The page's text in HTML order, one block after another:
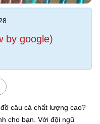
by google)
câu cá chất lượng cao?
cho bạn. Với đội ngũ